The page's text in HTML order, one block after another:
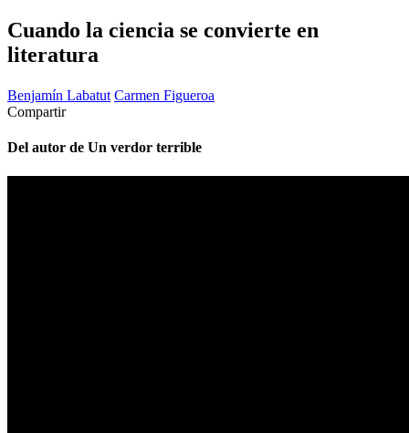
Cuando la ciencia se convierte en
literatura
Benjamín Labatut Carmen Figueroa
Compartir
Del autor de Un verdor terrible